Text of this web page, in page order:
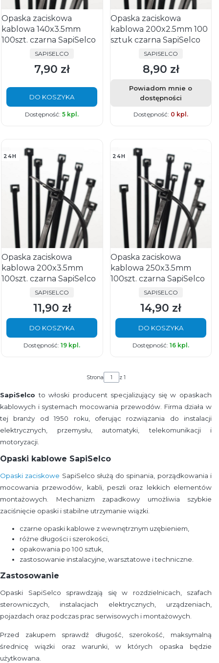
Opaska zaciskowa
kablowa 140x3.5mm
100szt. czarna SapiSelco
PRODUCENT
SAPISELCO
Cena
7,90 zł
DO KOSZYKA
Dostępność:5 kpl.
Opaska zaciskowa
kablowa 200x2.5mm 100
sztuk czarna SapiSelco
PRODUCENT
SAPISELCO
Cena
8,90 zł
Powiadom mnie o
dostępności
Dostępność: 0 kpl.
24H
Opaska zaciskowa
kablowa 200x3.5mm
100szt. czarna SapiSelco
PRODUCENT
SAPISELCO
Cena
11,90 zł
DO KOSZYKA
Dostępność:19 kpl.
24H
Opaska zaciskowa
kablowa 250x3.5mm
100szt. czarna SapiSelco
PRODUCENT
SAPISELCO
Cena
14,90 zł
DO KOSZYKA
Dostępność: 16 kpl.
Strona z 1
SapiSelco to włoski producent specjalizujący się w opaskach
kablowych i systemach mocowania przewodów. Firma działa w
tej branży od 1950 roku, oferując rozwiązania do instalacji
elektrycznych, przemysłu, automatyki, telekomunikacji i
motoryzacji.
Opaski kablowe SapiSelco
Opaski zaciskowe SapiSelco służą do spinania, porządkowania i
mocowania przewodów, kabli, peszli oraz lekkich elementów
montażowych. Mechanizm zapadkowy umożliwia szybkie
zaciśnięcie opaski i stabilne utrzymanie wiązki.
czarne opaski kablowe z wewnętrznym uzębieniem,
różne długości i szerokości,
opakowania po 100 sztuk,
zastosowanie instalacyjne, warsztatowe i techniczne.
Zastosowanie
Opaski SapiSelco sprawdzają się w rozdzielnicach, szafach
sterowniczych, instalacjach elektrycznych, urządzeniach,
pojazdach oraz podczas prac serwisowych i montażowych.
Przed zakupem sprawdź długość, szerokość, maksymalną
średnicę wiązki oraz warunki, w których opaska będzie
użytkowana.